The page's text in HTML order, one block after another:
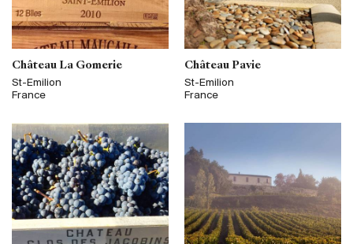
Château La Gomerie
St-Emilion
France
Château Pavie
St-Emilion
France